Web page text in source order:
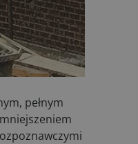
pełnym